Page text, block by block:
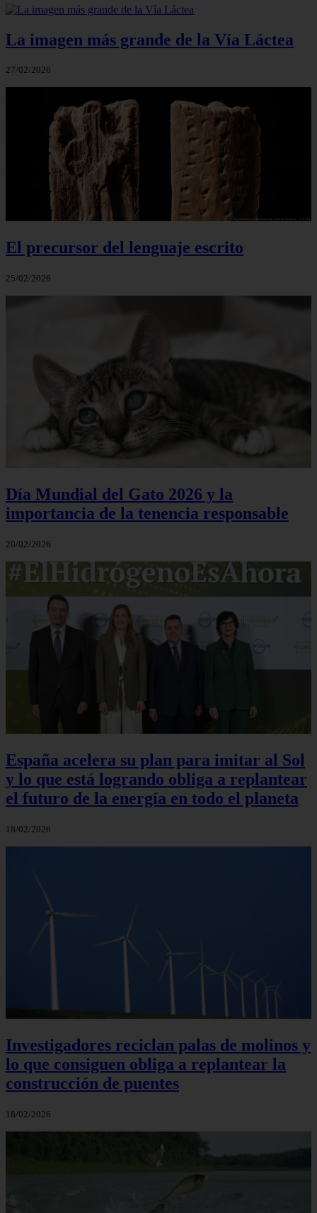
La imagen más grande de la Vía Láctea
27/02/2026
El precursor del lenguaje escrito
25/02/2026
Día Mundial del Gato 2026 y la
importancia de la tenencia responsable
20/02/2026
España acelera su plan para imitar al Sol
y lo que está logrando obliga a replantear
el futuro de la energía en todo el planeta
18/02/2026
Investigadores reciclan palas de molinos y
lo que consiguen obliga a replantear la
construcción de puentes
18/02/2026